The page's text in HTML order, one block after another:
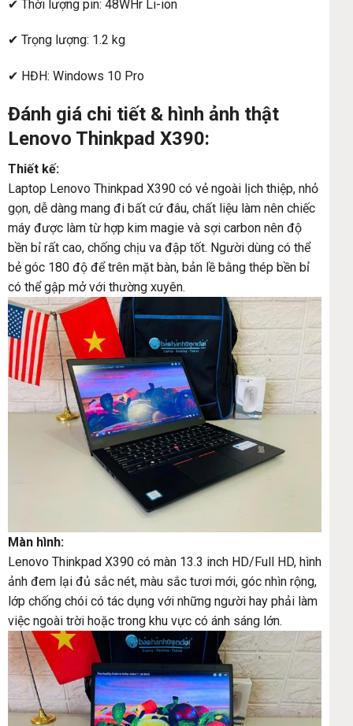
✔ Thời lượng pin: 48WHr Li-ion
✔ Trọng lượng: 1.2 kg
✔ HĐH: Windows 10 Pro
Đánh giá chi tiết & hình ảnh thật
Lenovo Thinkpad X390:
Thiết kế:
Laptop Lenovo Thinkpad X390 có vẻ ngoài lịch thiệp, nhỏ
gọn, dễ dàng mang đi bất cứ đâu, chất liệu làm nên chiếc
máy được làm từ hợp kim magie và sợi carbon nên độ
bền bỉ rất cao, chống chịu va đập tốt. Người dùng có thể
bẻ góc 180 độ để trên mặt bàn, bản lề bằng thép bền bỉ
có thể gập mở với thường xuyên.
Màn hình:
Lenovo Thinkpad X390 có màn 13.3 inch HD/Full HD, hình
ảnh đem lại đủ sắc nét, màu sắc tươi mới, góc nhìn rộng,
lớp chống chói có tác dụng với những người hay phải làm
việc ngoài trời hoặc trong khu vực có ánh sáng lớn.